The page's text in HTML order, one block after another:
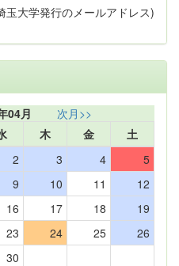
大学発行のメールアドレス)
04月
次月>>
木 金
土
2 3 4
5
9 10 11
12
16 17 18
19
23 24 25
26
30